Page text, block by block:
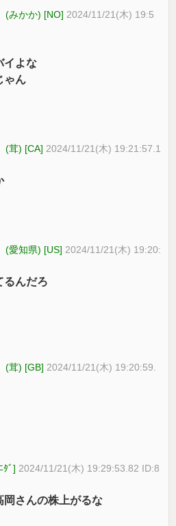
(みかか) [NO] 2024/11/21(木) 19:5
イよな
ゃん
(茸) [CA] 2024/11/21(木) 19:21:57.1
(愛知県) [US] 2024/11/21(木) 19:20:
るんだろ
(茸) [GB] 2024/11/21(木) 19:20:59.
ﾀﾞ] 2024/11/21(木) 19:29:53.82 ID:8
岡さんの株上がるな